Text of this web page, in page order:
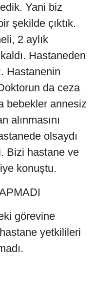
Yani biz
şekilde çıktık.
2 aylık
Hastaneden
Hastanenin
da ceza
bebekler annesiz
alınmasını
olsaydı
Bizi hastane ve
konuştu.
görevine
yetkilileri